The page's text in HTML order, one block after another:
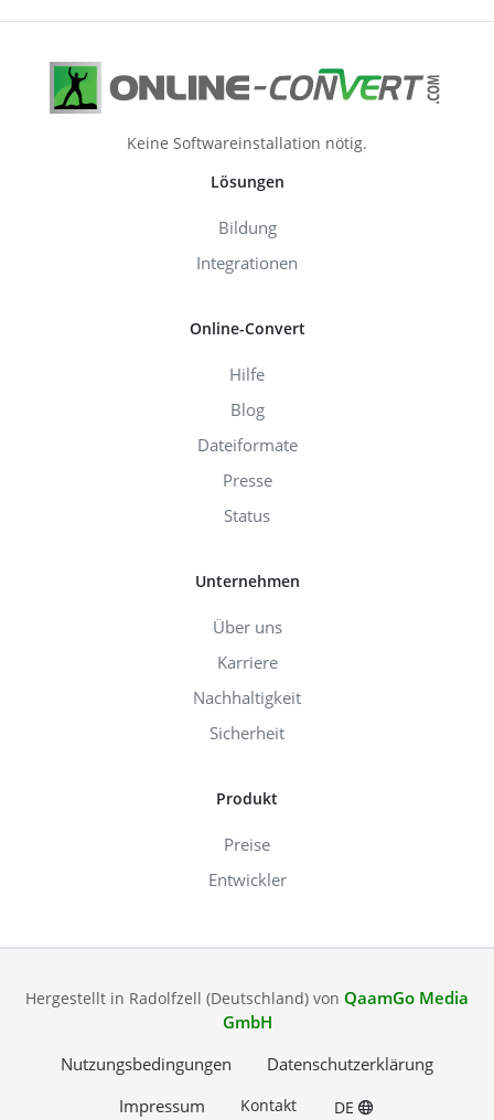
Keine Softwareinstallation nötig.
Lösungen
Bildung
Integrationen
Online-Convert
Hilfe
Blog
Dateiformate
Presse
Status
Unternehmen
Über uns
Karriere
Nachhaltigkeit
Sicherheit
Produkt
Preise
Entwickler
Hergestellt in Radolfzell (Deutschland) von QaamGo Media
GmbH
Nutzungsbedingungen
Datenschutzerklärung
Impressum
Kontakt DE